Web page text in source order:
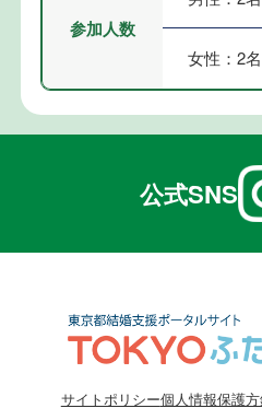
参加人数
女性：2名
公式SNS
サイトポリシー個人情報保護